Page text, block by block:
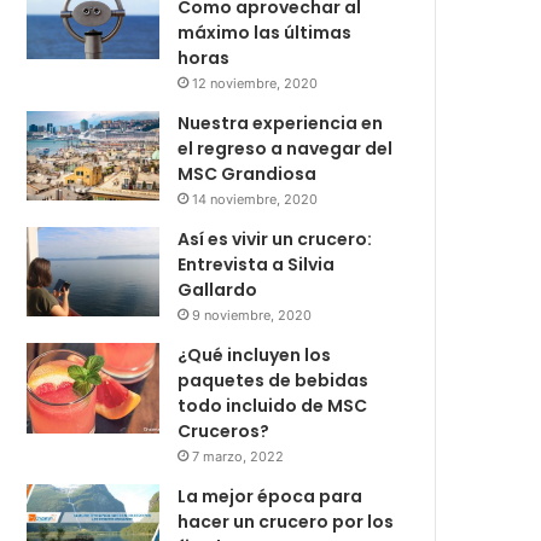
Como aprovechar al
máximo las últimas
horas
12 noviembre, 2020
Nuestra experiencia en
el regreso a navegar del
MSC Grandiosa
14 noviembre, 2020
Así es vivir un crucero:
Entrevista a Silvia
Gallardo
9 noviembre, 2020
¿Qué incluyen los
paquetes de bebidas
todo incluido de MSC
Cruceros?
7 marzo, 2022
La mejor época para
hacer un crucero por los